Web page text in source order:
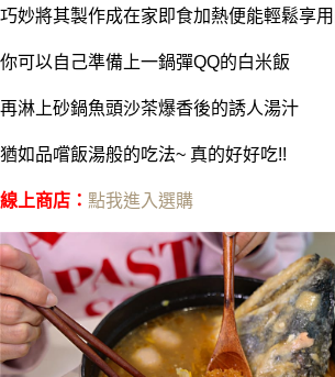
巧妙將其製作成在家即食加熱便能輕鬆享
你可以自己準備上一鍋彈QQ的白米飯
再淋上砂鍋魚頭沙茶爆香後的誘人湯汁
猶如品嚐飯湯般的吃法~ 真的好好吃!!
線上商店： 點我進入選購